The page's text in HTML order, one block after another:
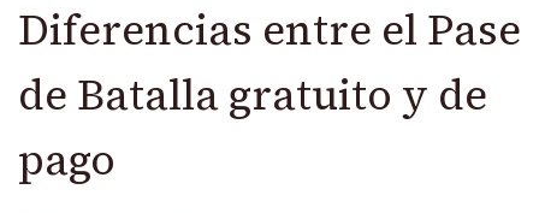
Diferencias entre el Pase
de Batalla gratuito y de
pago